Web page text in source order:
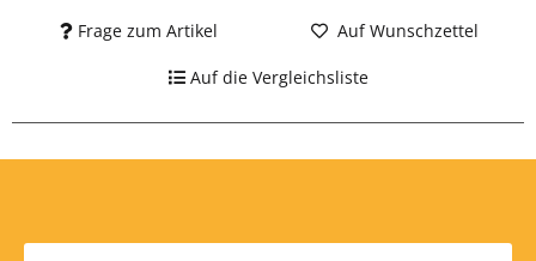
Frage zum Artikel Auf Wunschzettel
Auf die Vergleichsliste